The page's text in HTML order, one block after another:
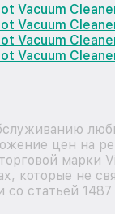
Vacuum
Vacuum
Vacuum
Vacuum
цен на
марки
которые не
со статьей